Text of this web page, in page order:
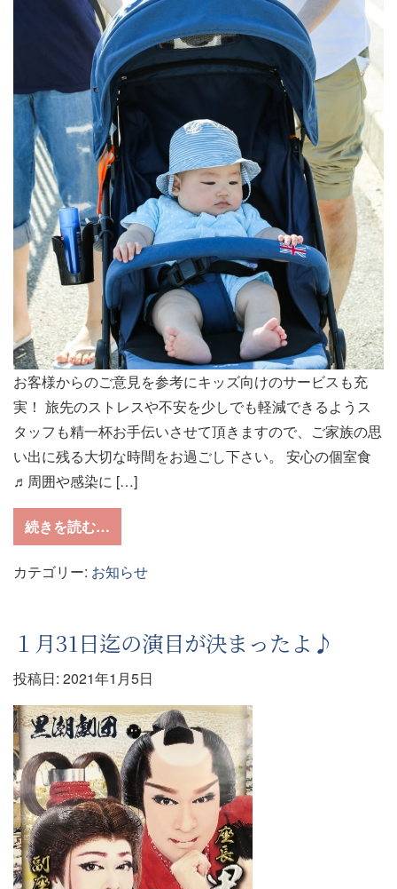
お客様からのご意見を参考にキッズ向けのサービスも充
実！ 旅先のストレスや不安を少しでも軽減できるようス
タッフも精一杯お手伝いさせて頂きますので、ご家族の思
い出に残る大切な時間をお過ごし下さい。 安心の個室食
♬周囲や感染に […]
続きを読む…
カテゴリー: お知らせ
１月31日迄の演目が決まったよ♪
投稿日: 2021年1月5日